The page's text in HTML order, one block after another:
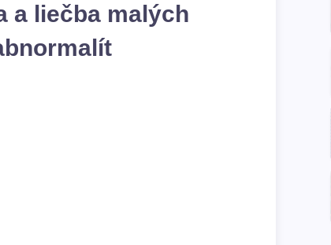
a liečba malých